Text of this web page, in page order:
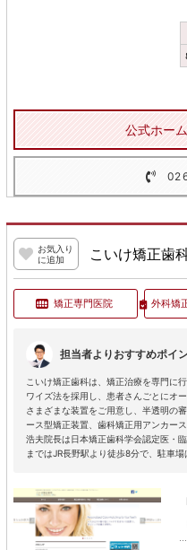
公式ホー
お気入り
に追加
こいけ矯正歯
矯正専門医院 外科矯
担当者よりおすすめポイ
こいけ矯正歯科は、矯正治療を専門に
ワイズ法を採用し、患者さんごとにオ
さまざまな装置をご用意し、半透明の
ース型矯正装置、歯科矯正用アンカー
浩夫院長は日本矯正歯科学会認定医・
まではJR長野駅より徒歩8分で、駐車場